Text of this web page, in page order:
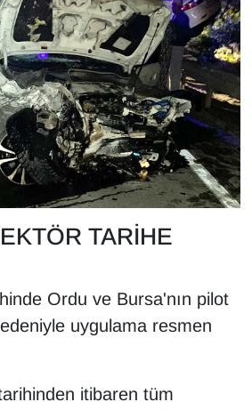
TARİHE
Ordu ve Bursa'nın pilot
uygulama resmen
itibaren tüm